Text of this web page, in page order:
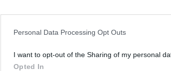
Personal Data Processing Opt Outs
I want to opt-out of the Sharing of my personal
Opted In